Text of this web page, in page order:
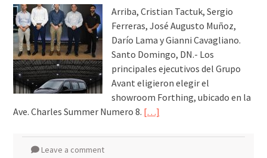
Arriba, Cristian Tactuk, Sergio
Ferreras, José Augusto Muñoz,
Darío Lama y Gianni Cavagliano.
Santo Domingo, DN.- Los
principales ejecutivos del Grupo
Avant eligieron elegir el
showroom Forthing, ubicado en la
Ave. Charles Summer Numero 8. […]
Leave a comment